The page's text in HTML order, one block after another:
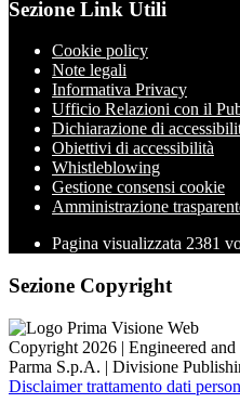
Sezione Link Utili
Cookie policy
Note legali
Informativa Privacy
Ufficio Relazioni con il
Dichiarazione di
Obiettivi di accessibilità
Whistleblowing
Gestione consensi cookie
Amministrazione
Pagina visualizzata 2381
Sezione Copyright
Copyright 2026 | Engineered
Parma S.p.A. | Divisione
Disclaimer trattamento dati